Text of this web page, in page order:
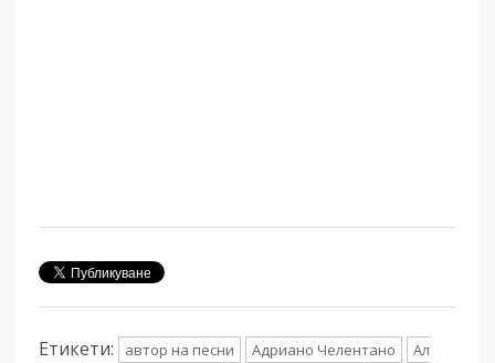
Етикети: автор на песни Адриано Челентано
Ал